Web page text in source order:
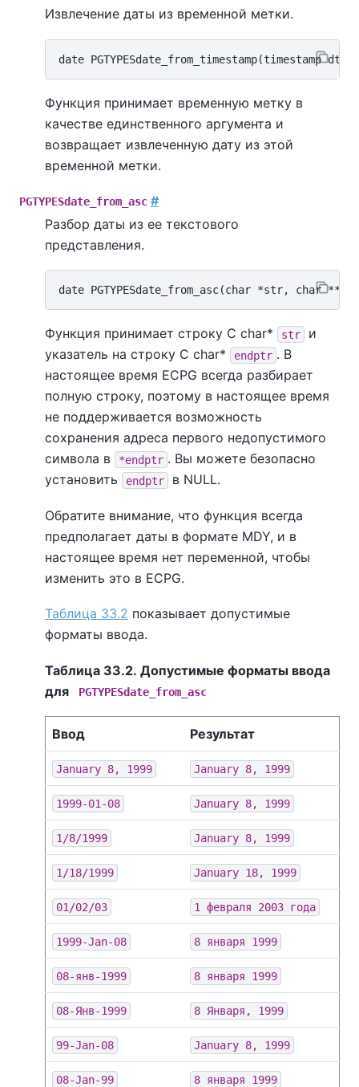
Извлечение даты из временной метки.
Функция принимает временную метку в
качестве единственного аргумента и
возвращает извлеченную дату из этой
временной метки.
PGTYPESdate_from_asc #
Разбор даты из ее текстового
представления.
Функция принимает строку C char* str
и
указатель на строку C char*
endptr . В
настоящее время ECPG всегда разбирает
полную строку, поэтому в настоящее время
не поддерживается возможность
сохранения адреса первого недопустимого
символа в
*endptr . Вы можете безопасно
установить
endptr в NULL.
Обратите внимание, что функция всегда
предполагает даты в формате MDY, и в
настоящее время нет переменной, чтобы
изменить это в ECPG.
Таблица 33.2 показывает допустимые
форматы ввода.
Таблица 33.2. Допустимые форматы ввода
для
PGTYPESdate_from_asc
Ввод Результат
January 8, 1999 January 8, 1999
1999-01-08 January 8, 1999
1/8/1999 January 8, 1999
1/18/1999 January 18, 1999
01/02/03 1 февраля 2003 года
1999-Jan-08 8 января 1999
08-янв-1999 8 января 1999
08-Янв-1999 8 Января, 1999
99-Jan-08 January 8, 1999
08-Jan-99 8 января 1999